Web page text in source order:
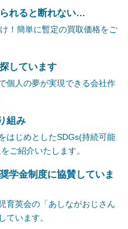
れると断れない…
！簡単に暫定の買取価格をご
しています
個人の夢が実現できる会社作
組み
はじめとしたSDGs(持続可能
ご紹介いたします。
学金制度に協賛していま
育英会の「あしながおじさん
ています。